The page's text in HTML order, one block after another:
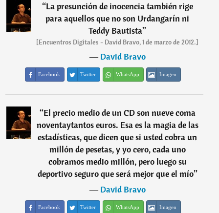
“La presunción de inocencia también rige
para aquellos que no son Urdangarín ni
Teddy Bautista”
[Encuentros Digitales - David Bravo, 1 de marzo de 2012.]
―David Bravo
Facebook Twitter WhatsApp Imagen
“El precio medio de un CD son nueve coma
noventaytantos euros. Esa es la magia de las
estadísticas, que dicen que si usted cobra un
millón de pesetas, y yo cero, cada uno
cobramos medio millón, pero luego su
deportivo seguro que será mejor que el mío”
―David Bravo
Facebook Twitter WhatsApp Imagen